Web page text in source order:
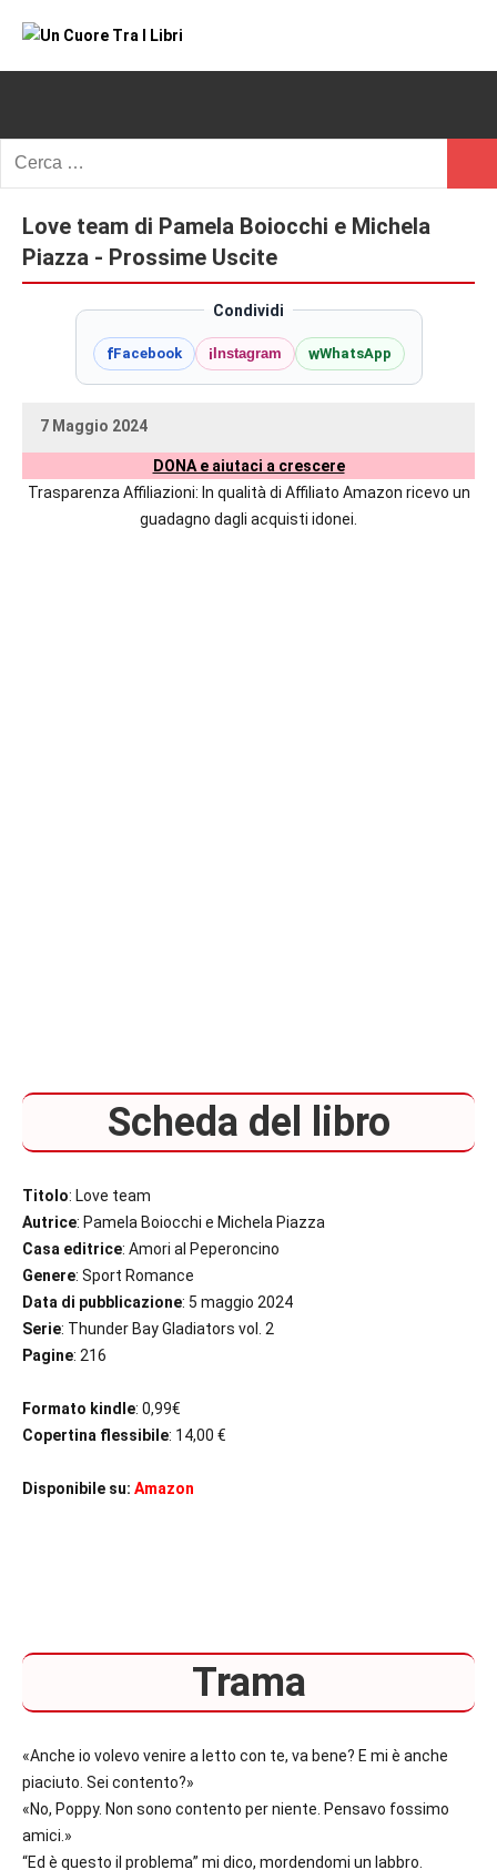
Un
Tra
I
Libri
romance
e
non
solo.
Recensioni,
delle
autrici
Love team di Pamela Boiocchi e Michela
Piazza - Prossime Uscite
Condividi
fFacebook i Instagram wWhatsApp
7 Maggio 2024
uctil_user
Nessun
DONA e aiutaci a crescere
Trasparenza Affiliazioni: In qualità di Affiliato Amazon ricevo un
guadagno dagli acquisti idonei.
Scheda del libro
Titolo: Love team
Autrice: Pamela Boiocchi e Michela Piazza
Casa editrice: Amori al Peperoncino
Genere: Sport Romance
Data di pubblicazione: 5 maggio 2024
Serie: Thunder Bay Gladiators vol. 2
Pagine: 216
Formato kindle: 0,99€
Copertina flessibile: 14,00 €
Disponibile su: Amazon
Trama
«Anche io volevo venire a letto con te, va bene? E mi è anche
piaciuto. Sei contento?»
«No, Poppy. Non sono contento per niente. Pensavo fossimo
amici.»
“Ed è questo il problema” mi dico, mordendomi un labbro.